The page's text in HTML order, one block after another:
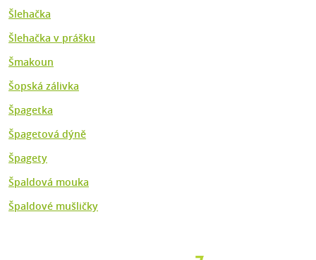
Šlehačka
Šlehačka v prášku
Šmakoun
Šopská zálivka
Špagetka
Špagetová dýně
Špagety
Špaldová mouka
Špaldové mušličky